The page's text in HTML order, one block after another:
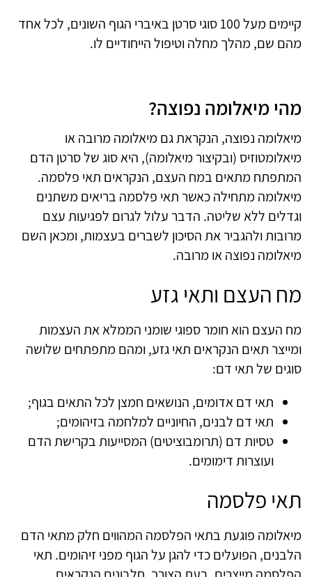
קיימים מעל 100 סוגי סרטן באיברי הגוף השונים, לכל אחד
מהם שם, מהלך מחלה וטיפול הייחודיים לו.
מהי מיאלומה נפוצה?
מיאלומה נפוצה, הנקראת גם מיאלומה מרובה או
מיאלומטוזיס (ובקיצור מיאלומה), היא סוג של סרטן הדם
המתפתח מתאים במח העצם, הנקראים תאי פלסמה.
מיאלומה מתחילה כאשר תאי פלסמה בריאים משתנים
וגדלים ללא שליטה. הדבר עלול לגרום לפגיעות עצם
מרובות ולהגביר את הסיכון לשברים בעצמות, ומכאן השם
מיאלומה נפוצה או מרובה.
מח העצם ותאי גזע
מח העצם הוא חומר ספוגי שומני הממלא את העצמות
ומייצר תאים הנקראים תאי גזע, ומהם מתפתחים שלושה
סוגים של תאי דם:
תאי דם אדומים, הנושאים חמצן לכל התאים בגוף;
תאי דם לבנים, החיוניים למלחמה בזיהומים;
טסיות דם (תרומבוציטים) המסייעות בקרישת הדם
ועוצרות דימומים.
תאי פלסמה
מיאלומה פוגעת בתאי הפלסמה המהווים חלק מתאי הדם
הלבנים, הפועלים כדי להגן על הגוף מפני זיהומים. תאי